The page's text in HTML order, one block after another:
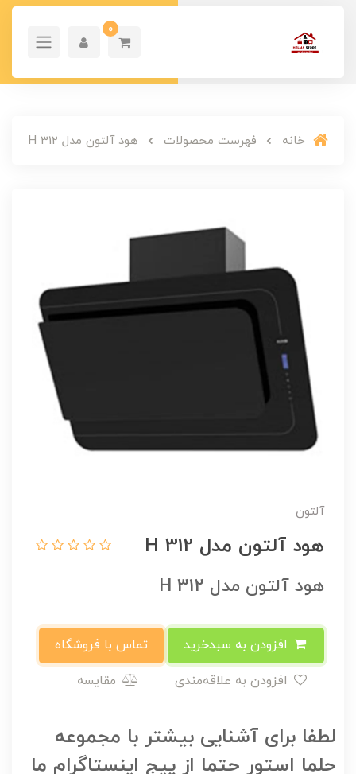
0
خانه فهرست محصولات هود آلتون مدل H 312
آلتون
هود آلتون مدل H 312
هود آلتون مدل H 312
تماس با فروشگاه
مقایسه
لطفا برای آشنایی بیشتر با مجموعه
حلما استور حتما از پیج اینستاگرام ما